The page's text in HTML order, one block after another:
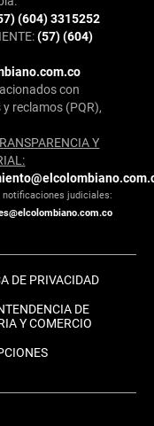
(604) 3315252
(57) (604)
con
reclamos (PQR),
Y
notificaciones judiciales:
DE PRIVACIDAD
DE
Y COMERCIO